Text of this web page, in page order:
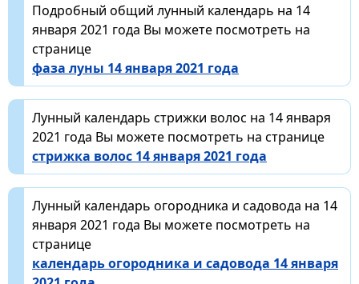
Подробный общий лунный календарь на 14
января 2021 года Вы можете посмотреть на
странице
фаза луны 14 января 2021 года
Лунный календарь стрижки волос на 14 января
2021 года Вы можете посмотреть на странице
стрижка волос 14 января 2021 года
Лунный календарь огородника и садовода на 14
января 2021 года Вы можете посмотреть на
странице
календарь огородника и садовода 14 января